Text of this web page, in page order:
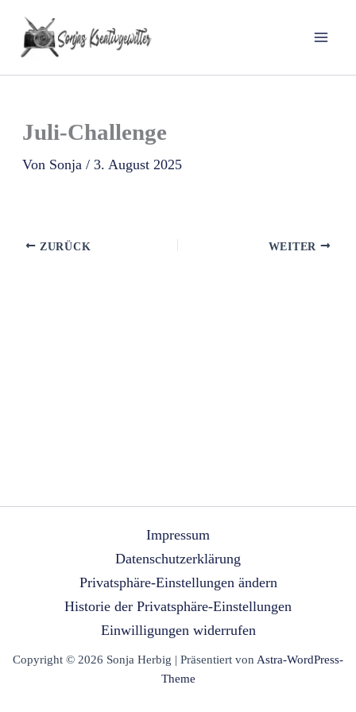
Inhalt
springen
Juli-Challenge
Von Sonja/3. August 2025
ZURÜCK WEITER
Impressum
Datenschutzerklärung
Privatsphäre-Einstellungen ändern
Historie der Privatsphäre-Einstellungen
Einwilligungen widerrufen
Copyright © 2026 Sonja Herbig | Präsentiert von Astra-WordPress-
Theme